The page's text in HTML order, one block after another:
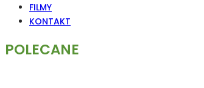
FILMY
KONTAKT
POLECANE